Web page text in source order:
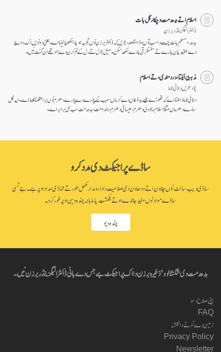
اسلام اتے بدھ مت وچکار گل بات
ڈاکٹر الیگزینڈر برزن
بدھ-مسلم بات چیت دا سب توں وڈا مقصد، جویں کہ ڈاکٹر برزن نوں تجربہ ہویا، سِکھیا لینا اے، یعنی دونویں اک دوجے
دے عقیدیاں بارے تے سنسکرتی بارے سِکھ سکن۔ میل جول تے رل کے کم کرن دے موقعے ان گنت نیں۔
مذہبی ایکتا، درد مندی، تے اسلام
چودھویں دلائی لاما
دلائی لاما دا مننا اے کہ تھوڑے جیہے بد لوکاں دےکرماں سبب کسے پورے دے پورے دھرم نوں برا مِتھنا غلط اے۔ ایہ گل
سارے دھرماں مثلاّ اسلام، یہودی دھرم، عیسائی دھرم، ہندو مت، بدھ مت سب لئی برابر اے۔
ساڈے پراجیکٹ دی مدد کرو
ساڈی ویب سائٹ نوں چلاون اتے ودھاون دی صلاحیت دا دارومدار مکمل طور تے تہاڈی امداد اوپر ہے۔ جے تسی
ساڈے مواد نوں مفید جاندے او تے یکمشت یا ماہانہ چندہ دین اوپر غور کرو۔
چندہ دیو
بدھ مت دی شکشا لوو’ ذخیرہ برزن دا اک پراجیکٹ ہے جس دے بانی ڈاکٹر الیگزینڈر برزن نیں۔
اپنی صلاح دسو
FAQ
زمین دے ٹوٹے دا نقشہ
Privacy Policy
Newsletter